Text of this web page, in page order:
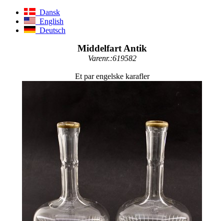
Dansk
English
Deutsch
Middelfart Antik
Varenr.:619582
Et par engelske karafler